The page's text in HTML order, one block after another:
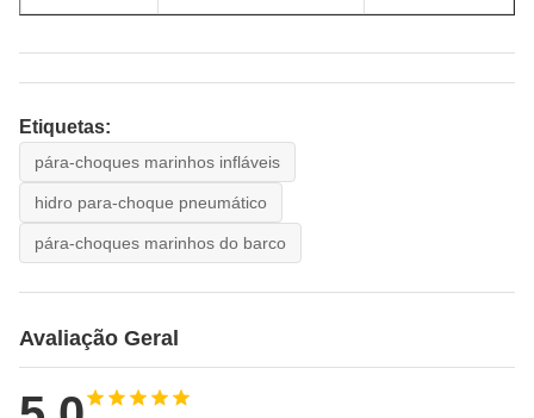
Etiquetas:
pára-choques marinhos infláveis
hidro para-choque pneumático
pára-choques marinhos do barco
Avaliação Geral